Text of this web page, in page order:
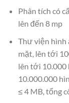
Phân tích có
lên đến 8 mp
Thư viện hình
mặt, lên tới
lên tới 10.000
10.000.000
≤ 4 MB, tổng